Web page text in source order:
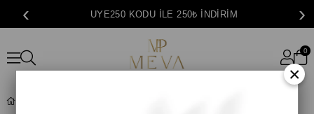
‹ 3000₺ ÜZERİ ÜCRETSİZ KARGO ›
0
×